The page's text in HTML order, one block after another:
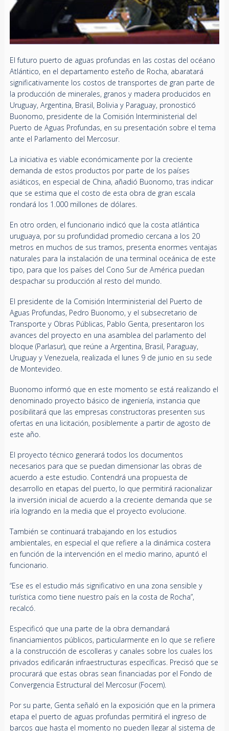
El futuro puerto de aguas profundas en las costas del océano
Atlántico, en el departamento esteño de Rocha, abaratará
significativamente los costos de transportes de gran parte de
la producción de minerales, granos y madera producidos en
Uruguay, Argentina, Brasil, Bolivia y Paraguay, pronosticó
Buonomo, presidente de la Comisión Interministerial del
Puerto de Aguas Profundas, en su presentación sobre el tema
ante el Parlamento del Mercosur.
La iniciativa es viable económicamente por la creciente
demanda de estos productos por parte de los países
asiáticos, en especial de China, añadió Buonomo, tras indicar
que se estima que el costo de esta obra de gran escala
rondará los 1.000 millones de dólares.
En otro orden, el funcionario indicó que la costa atlántica
uruguaya, por su profundidad promedio cercana a los 20
metros en muchos de sus tramos, presenta enormes ventajas
naturales para la instalación de una terminal oceánica de este
tipo, para que los países del Cono Sur de América puedan
despachar su producción al resto del mundo.
El presidente de la Comisión Interministerial del Puerto de
Aguas Profundas, Pedro Buonomo, y el subsecretario de
Transporte y Obras Públicas, Pablo Genta, presentaron los
avances del proyecto en una asamblea del parlamento del
bloque (Parlasur), que reúne a Argentina, Brasil, Paraguay,
Uruguay y Venezuela, realizada el lunes 9 de junio en su sede
de Montevideo.
Buonomo informó que en este momento se está realizando el
denominado proyecto básico de ingeniería, instancia que
posibilitará que las empresas constructoras presenten sus
ofertas en una licitación, posiblemente a partir de agosto de
este año.
El proyecto técnico generará todos los documentos
necesarios para que se puedan dimensionar las obras de
acuerdo a este estudio. Contendrá una propuesta de
desarrollo en etapas del puerto, lo que permitirá racionalizar
la inversión inicial de acuerdo a la creciente demanda que se
iría logrando en la media que el proyecto evolucione.
También se continuará trabajando en los estudios
ambientales, en especial el que refiere a la dinámica costera
en función de la intervención en el medio marino, apuntó el
funcionario.
“Ese es el estudio más significativo en una zona sensible y
turística como tiene nuestro país en la costa de Rocha”,
recalcó.
Especificó que una parte de la obra demandará
financiamientos públicos, particularmente en lo que se refiere
a la construcción de escolleras y canales sobre los cuales los
privados edificarán infraestructuras específicas. Precisó que se
procurará que estas obras sean financiadas por el Fondo de
Convergencia Estructural del Mercosur (Focem).
Por su parte, Genta señaló en la exposición que en la primera
etapa el puerto de aguas profundas permitirá el ingreso de
barcos que hasta el momento no pueden llegar al sistema de